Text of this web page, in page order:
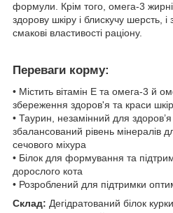
формули. Крім того, омега-3
здорову шкіру і блискучу шерсть,
смакові властивості раціону.
Переваги корму:
• Містить вітамін E та омега-3 й
збереження здоров'я та краси
• Таурин, незамінний для
збалансований рівень мінералів
сечового міхура
• Білок для формування та
дорослого кота
• Розроблений для підтримки
Склад: Дегідратований білок